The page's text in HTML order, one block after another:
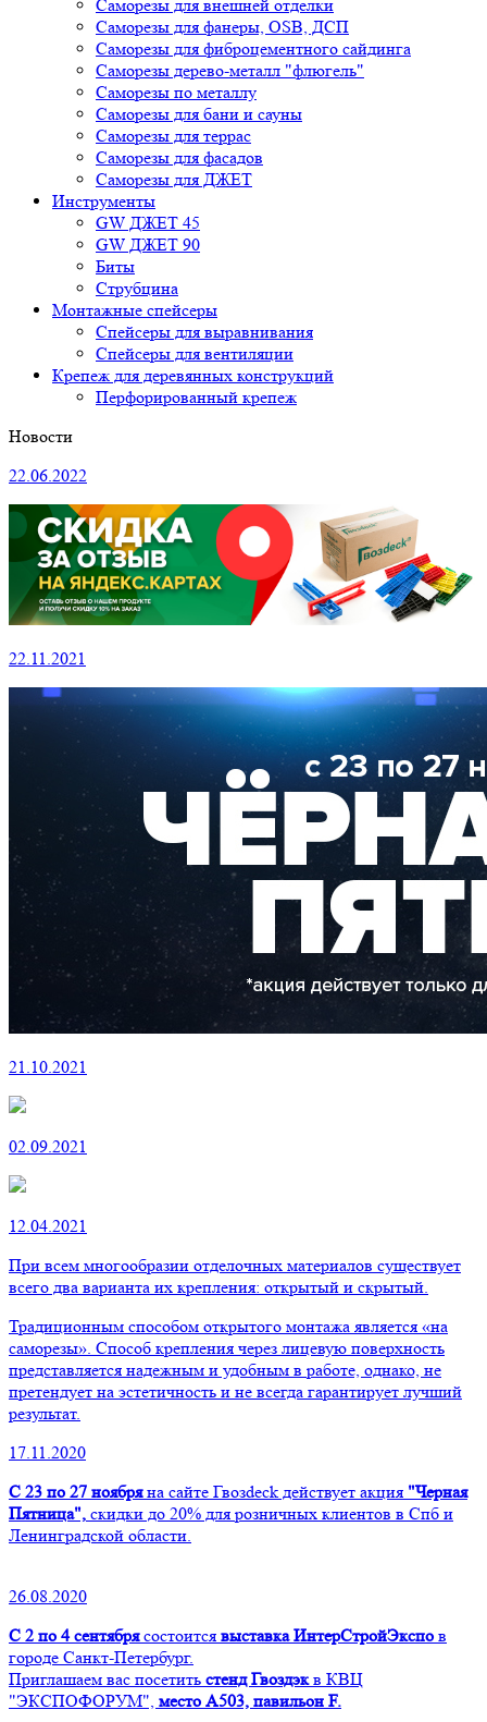
Саморезы для внешней отделки
Cаморезы для фанеры, OSB, ДСП
Саморезы для фиброцементного сайдинга
Саморезы дерево-металл "флюгель"
Саморезы по металлу
Саморезы для бани и сауны
Саморезы для террас
Саморезы для фасадов
Саморезы для ДЖЕТ
Инструменты
GW ДЖЕТ 45
GW ДЖЕТ 90
Биты
Струбцина
Монтажные спейсеры
Спейсеры для выравнивания
Спейсеры для вентиляции
Крепеж для деревянных конструкций
Перфорированный крепеж
Новости
22.06.2022
22.11.2021
21.10.2021
02.09.2021
12.04.2021
При всем многообразии отделочных материалов существует
всего два варианта их крепления: открытый и скрытый.
Традиционным способом открытого монтажа является «на
саморезы». Способ крепления через лицевую поверхность
представляется надежным и удобным в работе, однако, не
претендует на эстетичность и не всегда гарантирует лучший
результат.
17.11.2020
С 23 по 27 ноябряна сайте Гвозdeck действует акция "Черная
Пятница", скидки до 20% для розничных клиентов в Спб и
Ленинградской области.
26.08.2020
С 2 по 4 сентябрясостоится выставка ИнтерСтройЭкспо в
городе Санкт-Петербург.
Приглашаем вас посетить стенд Гвоздэкв КВЦ
"ЭКСПОФОРУМ", место А503, павильон F.